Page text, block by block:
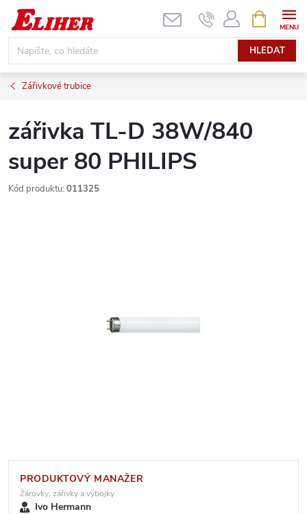
Přejít
obsah
HLEDAT
NÁKUPNÍ
KOŠÍK
Zářivkové trubice
zářivka TL-D 38W/840
super 80 PHILIPS
Kód produktu: 011325
PRODUKTOVÝ MANAŽER
Žárovky, zářivky a výbojky
Ivo Hermann